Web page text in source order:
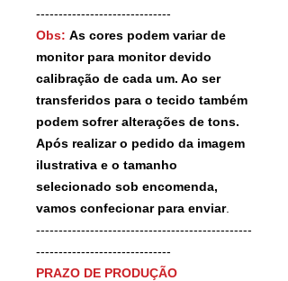
------------------------------
Obs: As cores podem variar de
monitor para monitor devido
calibração de cada um. Ao ser
transferidos para o tecido também
podem sofrer alterações de tons.
Após realizar o pedido da imagem
ilustrativa e o tamanho
selecionado sob encomenda,
vamos confecionar para enviar.
------------------------------------------------
------------------------------
PRAZO DE PRODUÇÃO